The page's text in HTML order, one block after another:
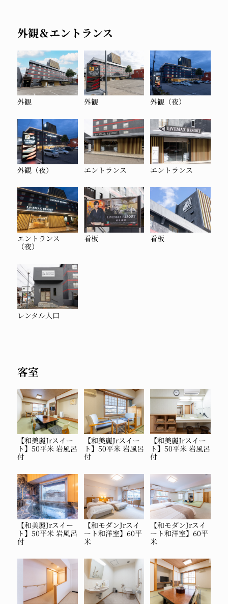
外観＆エントランス
外観 外観 外観（夜）
外観（夜） エントランス エントランス
エントランス
（夜）
看板 看板
レンタル入口
客室
【和美麗Jrスイー
ト】50平米 岩風呂
付
【和美麗Jrスイー
ト】50平米 岩風呂
付
【和美麗Jrスイー
ト】50平米 岩風呂
付
【和美麗Jrスイー
ト】50平米 岩風呂
付
【和モダンJrスイ
ート和洋室】60平
米
【和モダンJrスイ
ート和洋室】60平
米